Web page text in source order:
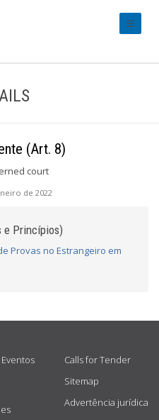
(Art. 8)
court
de 2022
e Princípios)
Provas no Estrangeiro em
Calls for Tender
Sitemap
Advertência jurídica